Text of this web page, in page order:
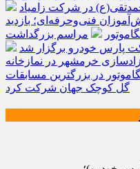
در شرکت زامیاد
فنی‌وحرفه‌ای؛ بازدید
مراسم بزرگداشت
پارس خودرو برگزار شد
خرمشهر در نمازخانه
در بزرگترین مسابقات
گل کوچک جهان شرکت کرد